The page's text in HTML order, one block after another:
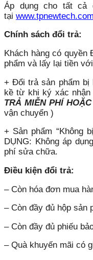
Áp dụng cho tất cả
tại www.tpnewtech.com
Chính sách đổi trả:
Khách hàng có quyền
phẩm và lấy lại tiền
+ Đổi trả sản phẩm bị
kề từ khi ký xác nhận
TRẢ MIỄN PHÍ
vận chuyển )
+ Sản phẩm “Không
DỤNG: Không áp
phí sửa chữa.
Điều kiện đổi trả:
– Còn hóa đơn mua
– Còn đầy đủ hộp sản
– Còn đầy đủ phiếu
– Quà khuyến mãi có